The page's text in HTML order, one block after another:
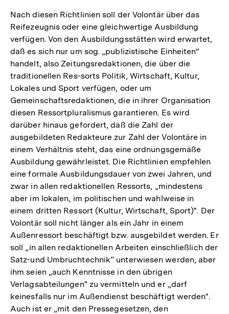
Nach diesen Richtlinien soll der Volontär über das
Reifezeugnis oder eine gleichwertige Ausbildung
verfügen. Von den Ausbildungsstätten wird erwartet,
daß es sich nur um sog. „publizistische Einheiten“
handelt, also Zeitungsredaktionen, die über die
traditionellen Res-sorts Politik, Wirtschaft, Kultur,
Lokales und Sport verfügen, oder um
Gemeinschaftsredaktionen, die in ihrer Organisation
diesen Ressortpluralismus garantieren. Es wird
darüber hinaus gefordert, daß die Zahl der
ausgebildeten Redakteure zur Zahl der Volontäre in
einem Verhältnis steht, das eine ordnungsgemäße
Ausbildung gewährleistet. Die Richtlinien empfehlen
eine formale Ausbildungsdauer von zwei Jahren, und
zwar in allen redaktionellen Ressorts, „mindestens
aber im lokalen, im politischen und wahlweise in
einem dritten Ressort (Kultur, Wirtschaft, Sport)". Der
Volontär soll nicht länger als ein Jahr in einem
Außenressort beschäftigt bzw. ausgebildet werden. Er
soll „in allen redaktionellen Arbeiten einschließlich der
Satz-und Umbruchtechnik” unterwiesen werden, aber
ihm seien „auch Kenntnisse in den übrigen
Verlagsabteilungen" zu vermitteln und er „darf
keinesfalls nur im Außendienst beschäftigt werden".
Auch ist er „mit den Pressegesetzen, den